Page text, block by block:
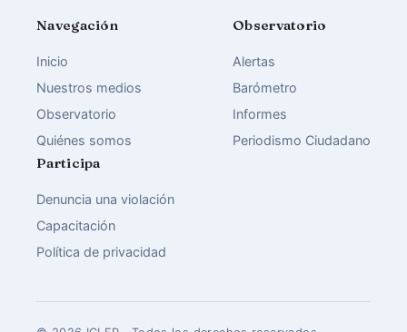
Navegación
Inicio
Nuestros medios
Observatorio
Quiénes somos
Observatorio
Alertas
Barómetro
Informes
Periodismo Ciudadano
Participa
Denuncia una violación
Capacitación
Política de privacidad